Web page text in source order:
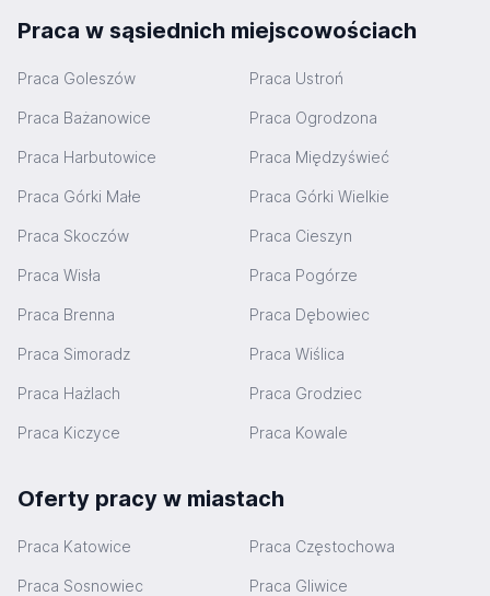
Praca w sąsiednich miejscowościach
Praca Goleszów Praca Ustroń
Praca Bażanowice Praca Ogrodzona
Praca Harbutowice Praca Międzyświeć
Praca Górki Małe Praca Górki Wielkie
Praca Skoczów Praca Cieszyn
Praca Wisła Praca Pogórze
Praca Brenna Praca Dębowiec
Praca Simoradz Praca Wiślica
Praca Hażlach Praca Grodziec
Praca Kiczyce Praca Kowale
Oferty pracy w miastach
Praca Katowice Praca Częstochowa
Praca Sosnowiec Praca Gliwice